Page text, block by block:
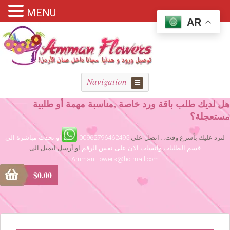
Navigation
هل لديك طلب باقة ورد خاصة ,مناسبة مهمة أو طلبية
مستعجلة؟
لنرد عليك بأسرع وقت... اتصل على 00962796462495
او تحدث مباشرة الى
قسم الطلبات واتساب الآن على نفس الرقم او أرسل ايميل الى
AmmanFlowers@hotmail.com
$0.00
AR
MENU